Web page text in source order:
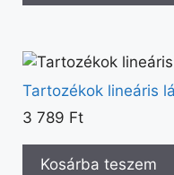
Tartozékok lineáris
3 789 Ft
Kosárba teszem